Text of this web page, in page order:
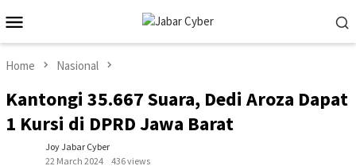
to
contentMenu
Home Nasional
Kantongi 35.667 Suara, Dedi Aroza Dapat
1 Kursi di DPRD Jawa Barat
Joy Jabar Cyber
22 March 2024
436 views